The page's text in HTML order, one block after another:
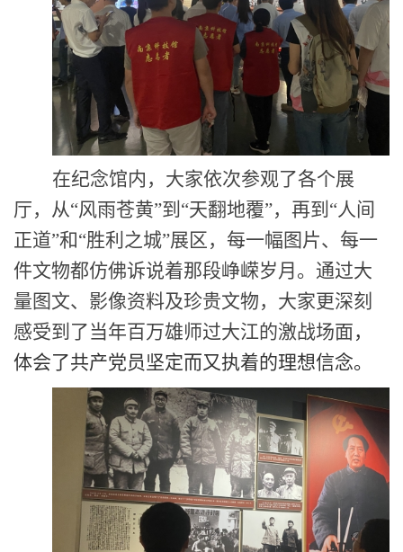
在纪念馆内， 大家依次参观了各个展
厅，从“风雨苍黄”到“天翻地覆”，再到“人间
正道”和“胜利之城”展区，每一幅图片、每一
件文物都仿佛诉说着那段峥嵘岁月。通过大
量图文、影像资料及珍贵文物， 大家更深刻
感受到了当年百万雄师过大江的激战场面，
体会了共产党员坚定而又执着的理想信念。